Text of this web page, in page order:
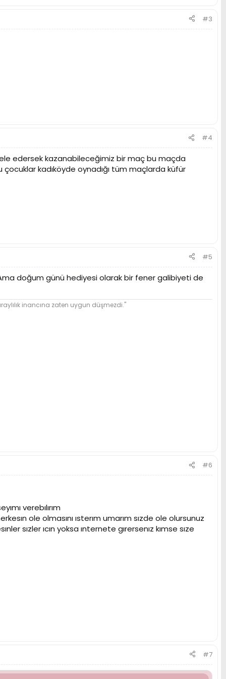
#3
#4
edersek kazanabileceğimiz bir maç bu maçda
kadıköyde oynadığı tüm maçlarda küfür
#5
doğum günü hediyesi olarak bir fener galibiyeti de
inancına zaten uygun düşmezdi."
#6
verebılırım
ole olmasını ısterım umarım sızde ole olursunuz
sızler ıcın yoksa ınternete gırersenız kımse sıze
#7